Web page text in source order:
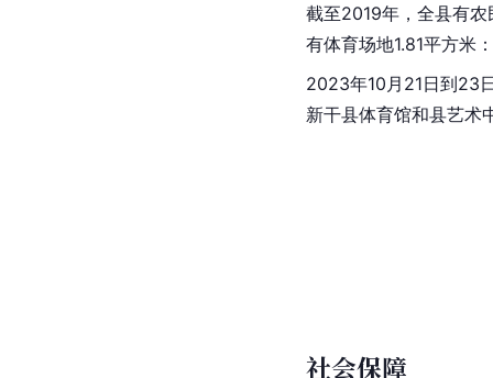
截至2019年，全县有
有体育场地1.81平方米
2023年10月21日到23
新干县体育馆和县艺术
社会保障